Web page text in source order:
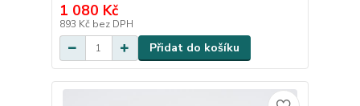
1 080 Kč
893 Kč bez DPH
Přidat do košíku